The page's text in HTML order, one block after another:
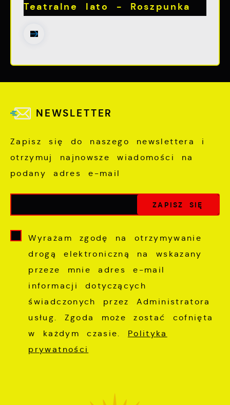
Teatralne lato - Roszpunka
NEWSLETTER
Zapisz się do naszego newslettera i
otrzymuj najnowsze wiadomości na
podany adres e-mail
Wyrażam zgodę na otrzymywanie
drogą elektroniczną na wskazany
przeze mnie adres e-mail
informacji dotyczących
świadczonych przez Administratora
usług. Zgoda może zostać cofnięta
w każdym czasie. Polityka
prywatności